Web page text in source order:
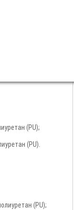
(PU);
(PU).
(PU);